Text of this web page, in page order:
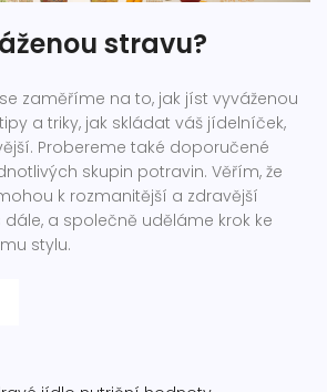
stravu?
zaměříme na to, jak jíst vyváženou
a triky, jak skládat váš jídelníček,
Probereme také doporučené
skupin potravin. Věřím, že
k rozmanitější a zdravější
dále, a společně uděláme krok ke
stylu.